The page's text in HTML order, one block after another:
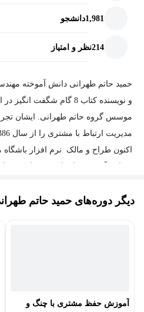
1,981دانشجو
214نظر و امتیاز
حمید حاتم طهرانی دانش آموخته
و نویسنده کتاب 8 گام
موسس گروه حاتم طهرانی. ایشان
اکنون طراح و مالک نرم افزار باشگاه
ایشان میتوانید آن را تهیه کنید.
دیگر دوره‌های حمید حاتم
آموزش حفظ مشتری با چنگ و